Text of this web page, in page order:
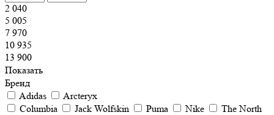
2 040
5 005
7 970
10 935
13 900
Показать
Бренд
Adidas
Arcteryx
Columbia
Jack Wolfskin Puma Nike
The North